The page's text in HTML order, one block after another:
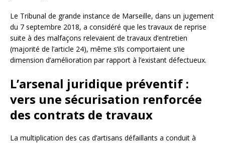
Le Tribunal de grande instance de Marseille, dans un jugement
du 7 septembre 2018, a considéré que les travaux de reprise
suite à des malfaçons relevaient de travaux d’entretien
(majorité de l’article 24), même s’ils comportaient une
dimension d’amélioration par rapport à l’existant défectueux.
L’arsenal juridique préventif :
vers une sécurisation renforcée
des contrats de travaux
La multiplication des cas d’artisans défaillants a conduit à